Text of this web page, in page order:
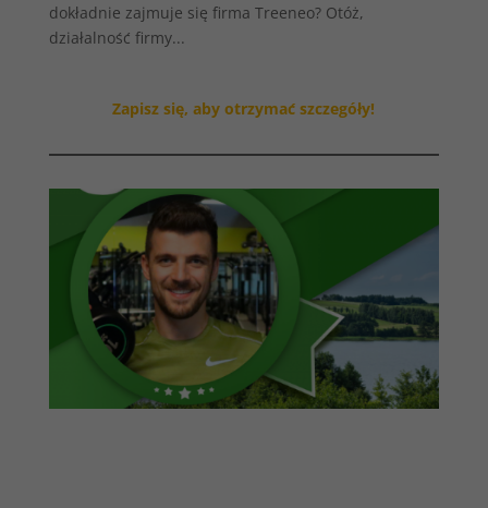
dokładnie zajmuje się firma Treeneo? Otóż,
działalność firmy...
Zapisz się, aby otrzymać szczegóły!